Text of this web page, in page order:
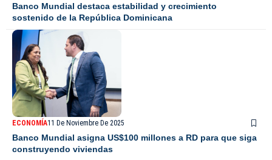
Banco Mundial destaca estabilidad y crecimiento
sostenido de la República Dominicana
ECONOMÍA11 De Noviembre De 2025
Banco Mundial asigna US$100 millones a RD para que siga
construyendo viviendas